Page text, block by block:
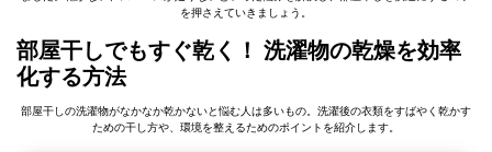
を押さえていきましょう。
部屋干しでもすぐ乾く！ 洗濯物の乾燥を効率
化する方法
部屋干しの洗濯物がなかなか乾かないと悩む人は多いもの。洗濯後の衣類をすばやく乾かす
ための干し方や、環境を整えるためのポイントを紹介します。